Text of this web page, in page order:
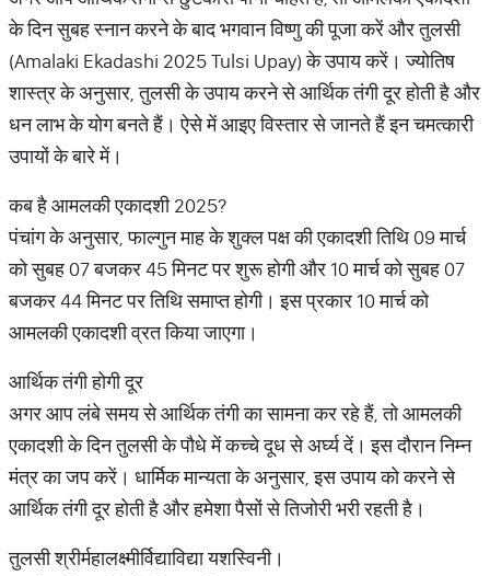
के दिन सुबह स्नान करने के बाद भगवान विष्णु की पूजा करें और तुलसी
(Amalaki Ekadashi 2025 Tulsi Upay) के उपाय करें। ज्योतिष
शास्त्र के अनुसार, तुलसी के उपाय करने से आर्थिक तंगी दूर होती है और
धन लाभ के योग बनते हैं। ऐसे में आइए विस्तार से जानते हैं इन चमत्कारी
उपायों के बारे में।
कब है आमलकी एकादशी 2025?
पंचांग के अनुसार, फाल्गुन माह के शुक्ल पक्ष की एकादशी तिथि 09 मार्च
को सुबह 07 बजकर 45 मिनट पर शुरू होगी और 10 मार्च को सुबह 07
बजकर 44 मिनट पर तिथि समाप्त होगी। इस प्रकार 10 मार्च को
आमलकी एकादशी व्रत किया जाएगा।
आर्थिक तंगी होगी दूर
अगर आप लंबे समय से आर्थिक तंगी का सामना कर रहे हैं, तो आमलकी
एकादशी के दिन तुलसी के पौधे में कच्चे दूध से अर्घ्य दें। इस दौरान निम्न
मंत्र का जप करें। धार्मिक मान्यता के अनुसार, इस उपाय को करने से
आर्थिक तंगी दूर होती है और हमेशा पैसों से तिजोरी भरी रहती है।
तुलसी श्रीर्महालक्ष्मीर्विद्याविद्या यशस्विनी।